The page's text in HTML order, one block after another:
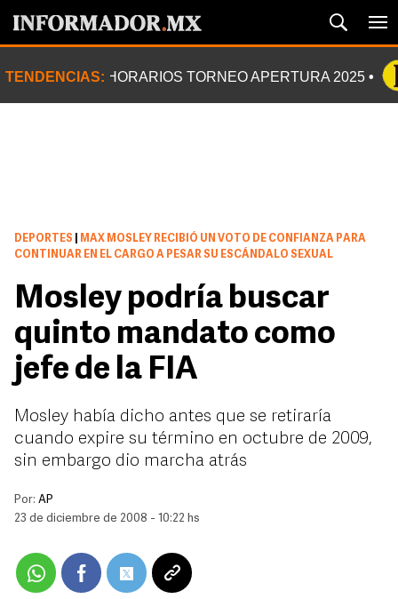
TENDENCIAS: HORARIOS TORNEO APERTURA 2025
DEPORTES
MAX MOSLEY RECIBIÓ UN VOTO DE CONFIANZA PARA
CONTINUAR EN EL CARGO A PESAR SU ESCÁNDALO SEXUAL
Mosley podría buscar
quinto mandato como
jefe de la FIA
Mosley había dicho antes que se retiraría
cuando expire su término en octubre de 2009,
sin embargo dio marcha atrás
Por: AP
23 de diciembre de 2008 - 10:22 hs